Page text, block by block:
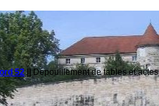
52|| Dépouillement de tables et